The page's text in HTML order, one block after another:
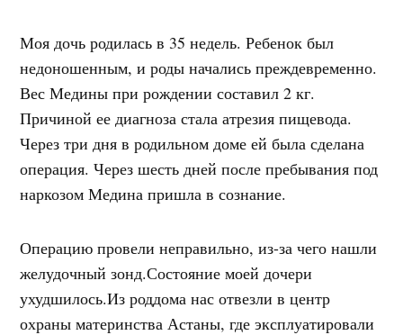
Моя дочь родилась в 35 недель. Ребенок был
недоношенным, и роды начались преждевременно.
Вес Медины при рождении составил 2 кг.
Причиной ее диагноза стала атрезия пищевода.
Через три дня в родильном доме ей была сделана
операция. Через шесть дней после пребывания под
наркозом Медина пришла в сознание.
Операцию провели неправильно, из-за чего нашли
желудочный зонд.Состояние моей дочери
ухудшилось.Из роддома нас отвезли в центр
охраны материнства Астаны, где эксплуатировали